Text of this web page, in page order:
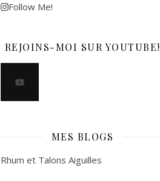
Follow Me!
REJOINS-MOI SUR YOUTUBE!
MES BLOGS
Rhum et Talons Aiguilles